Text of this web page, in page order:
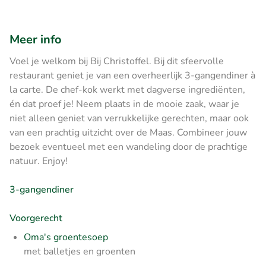
Meer info
Voel je welkom bij Bij Christoffel. Bij dit sfeervolle
restaurant geniet je van een overheerlijk 3-gangendiner à
la carte. De chef-kok werkt met dagverse ingrediënten,
én dat proef je! Neem plaats in de mooie zaak, waar je
niet alleen geniet van verrukkelijke gerechten, maar ook
van een prachtig uitzicht over de Maas. Combineer jouw
bezoek eventueel met een wandeling door de prachtige
natuur. Enjoy!
3-gangendiner
Voorgerecht
Oma's groentesoep
met balletjes en groenten